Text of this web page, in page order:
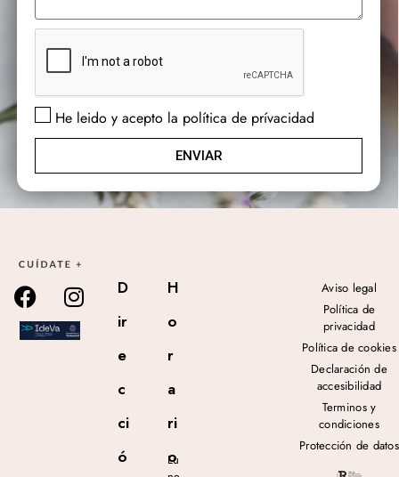
He leido y acepto la política de prívacidad
ENVIAR
D
ir
e
c
ci
ó
H
o
r
a
ri
o
Lu
Aviso legal
Política de
privacidad
Política de cookies
Declaración de
accesibilidad
Terminos y
condiciones
Protección de datos